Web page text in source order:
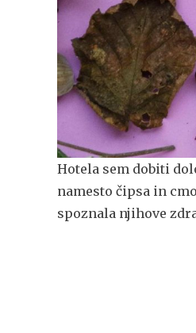
Hotela sem dobiti
namesto čipsa in
spoznala njihove